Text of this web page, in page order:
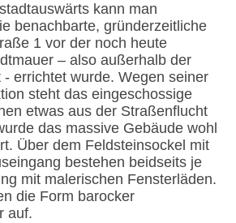
kann man
benachbarte, gründerzeitliche
1 vor der noch heute
– also außerhalb der
errichtet wurde. Wegen seiner
steht das eingeschossige
etwas aus der Straßenflucht
das massive Gebäude wohl
Über dem Feldsteinsockel mit
bestehen beidseits je
mit malerischen Fensterläden.
die Form barocker
auf.